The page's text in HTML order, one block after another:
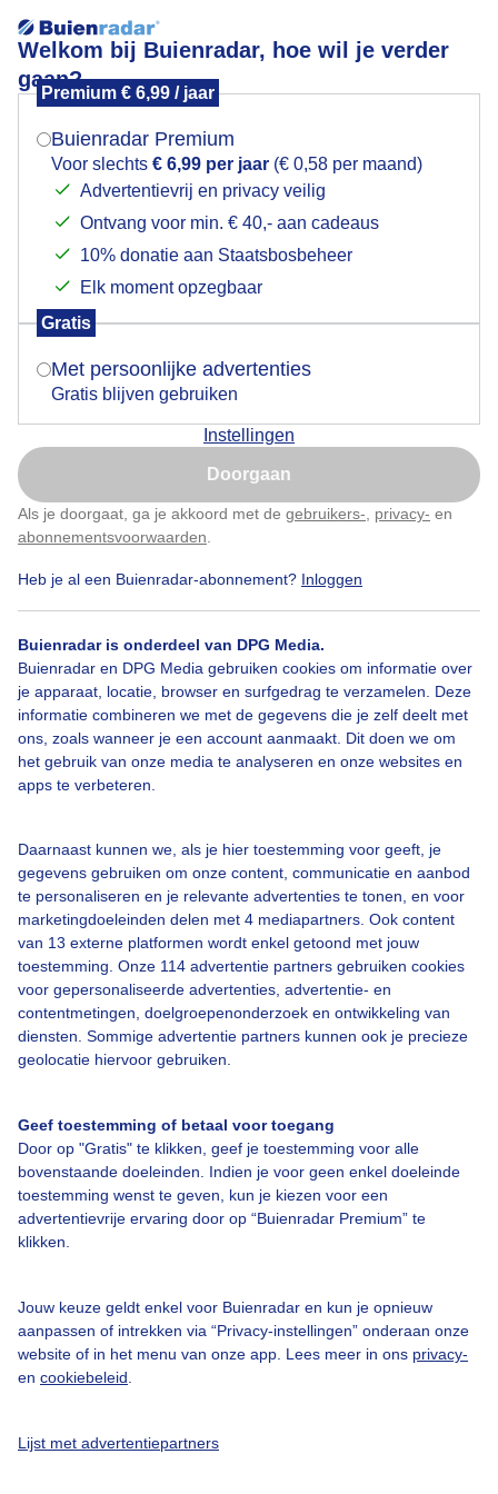
Welkom bij Buienradar, hoe wil je verder
gaan?
Premium € 6,99 / jaar
Buienradar Premium
Voor slechts € 6,99 per jaar (€ 0,58 per maand)
Advertentievrij en privacy veilig
Ontvang voor min. € 40,- aan cadeaus
10% donatie aan Staatsbosbeheer
Elk moment opzegbaar
Gratis
Met persoonlijke advertenties
Gratis blijven gebruiken
Instellingen
Doorgaan
Als je doorgaat, ga je akkoord met de gebruikers- privacy- en
abonnementsvoorwaarden
Heb je al een Buienradar-abonnement? Inloggen
Buienradar is onderdeel van DPG Media.
Buienradar en DPG Media gebruiken cookies om informatie over
je apparaat, locatie, browser en surfgedrag te verzamelen. Deze
informatie combineren we met de gegevens die je zelf deelt met
ons, zoals wanneer je een account aanmaakt. Dit doen we om
het gebruik van onze media te analyseren en onze websites en
apps te verbeteren.
Daarnaast kunnen we, als je hier toestemming voor geeft, je
gegevens gebruiken om onze content, communicatie en aanbod
te personaliseren en je relevante advertenties te tonen, en voor
marketingdoeleinden delen met 4 mediapartners. Ook content
van 13 externe platformen wordt enkel getoond met jouw
toestemming. Onze 114 advertentie partners gebruiken cookies
voor gepersonaliseerde advertenties, advertentie- en
contentmetingen, doelgroepenonderzoek en ontwikkeling van
diensten. Sommige advertentie partners kunnen ook je precieze
geolocatie hiervoor gebruiken.
Geef toestemming of betaal voor toegang
Door op "Gratis" te klikken, geef je toestemming voor alle
bovenstaande doeleinden. Indien je voor geen enkel doeleinde
toestemming wenst te geven, kun je kiezen voor een
advertentievrije ervaring door op “Buienradar Premium” te
klikken.
Jouw keuze geldt enkel voor Buienradar en kun je opnieuw
aanpassen of intrekken via “Privacy-instellingen” onderaan onze
website of in het menu van onze app. Lees meer in ons privacy-
en cookiebeleid
Lijst met advertentiepartners
in het herfstzonnetje
Door: ben Saanen
Bekijk slideshow
Een moment geduld aub...
Over Buienradar
Contact
Toegankelijkheid
Gebruikersvoorwaarden
Buienradar Team
Privacy beleid
Cookie beleid
Gratis weerdata
Mogen we je locatie gebruiken voor het
Indien je hier nog geen akkoord op hebt gegeven,
verschijnt er zo een pop-up uit je browser waarin
Is goed, toon de popup
Nu niet, misschien later
Klik hierom dit aan te passen